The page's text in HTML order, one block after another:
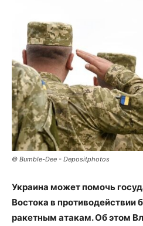
© Bumble-Dee - Depositphotos
Украина может помочь
Востока в противодействии
ракетным атакам. Об этом